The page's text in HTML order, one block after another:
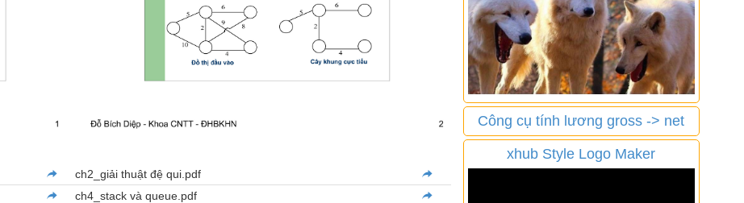
ch2_giải thuật đệ qui.pdf
ch4_stack và queue.pdf
Công cụ tính lương gross -> net
xhub Style Logo Maker